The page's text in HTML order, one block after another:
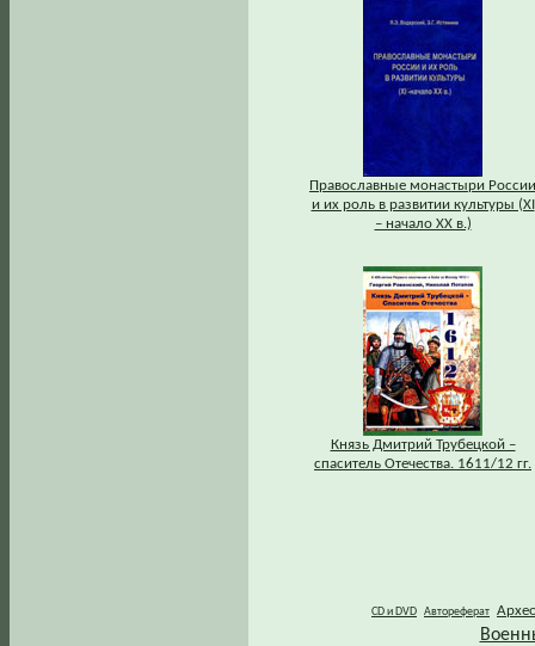
Православные монастыри России
и их роль в развитии культуры (XI
– начало XX в.)
Князь Дмитрий Трубецкой –
спаситель Отечества. 1611/12 гг.
CD и DVD Автореферат